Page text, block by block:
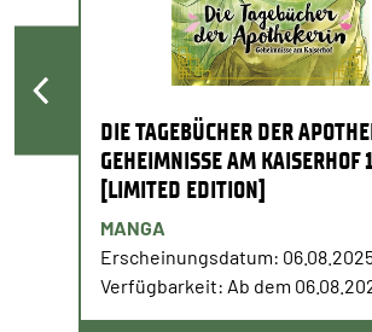
DIE TAGEBÜCHER DER
GEHEIMNISSE AM KAISERHOF
[LIMITED EDITION]
MANGA
Erscheinungsdatum:
Verfügbarkeit: Ab dem